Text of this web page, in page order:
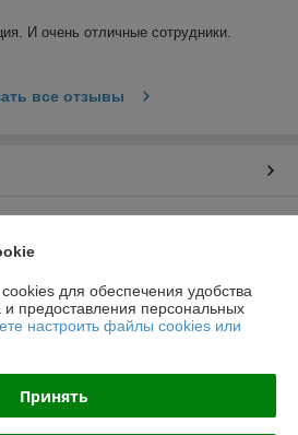
И очень отличные сотрудники.
все отзывы
для обеспечения удобства
и предоставления персональных
настроить файлы cookies или
Принять